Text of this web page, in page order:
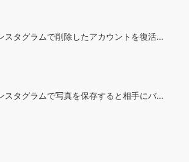
スタグラムで削除したアカウントを復活…
スタグラムで写真を保存すると相手にバ…